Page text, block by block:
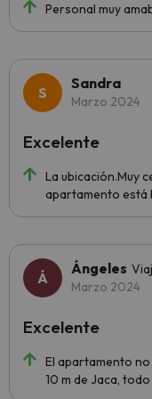
Personal muy
Sandra
Marzo 2024
La ubicación.Muy
apartamento está
Excelente
Ángeles
Marzo 2024
El apartamento
10 m de Jaca,
Excelente